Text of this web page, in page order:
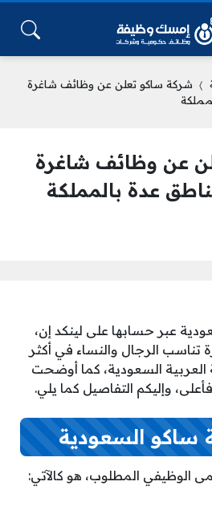
شركة ساكو تعلن عن وظائف شاغرة
عن وظائف شاغرة
عدة بالمملكة
عبر حسابها على لينكد إن،
الرجال والنساء في أكثر
السعودية، كما أوضحت
وإليكم التفاصيل كما يلي.
السعودية
الوظيفي المطلوب، هو كالآتي: